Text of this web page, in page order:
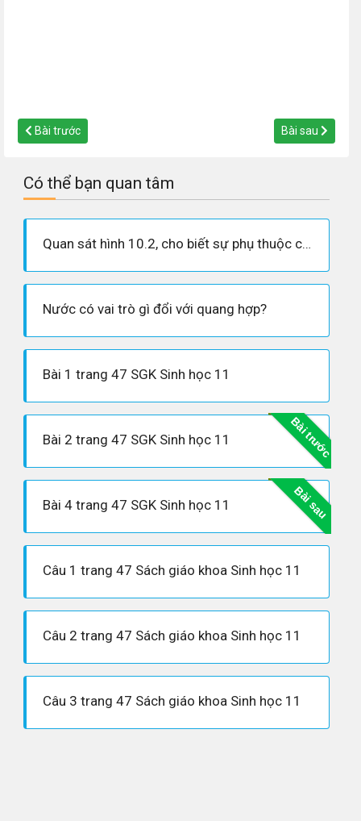
Bài trước Bài sau
Có thể bạn quan tâm
Quan sát hình 10.2, cho biết sự phụ thuộc của quang hợp vào nồng độ CO2 có giống nhau ờ tất cả các loài cây không ?
Nước có vai trò gì đổi với quang hợp?
Bài 1 trang 47 SGK Sinh học 11
Bài trước
Bài 2 trang 47 SGK Sinh học 11
Bài sau
Bài 4 trang 47 SGK Sinh học 11
Câu 1 trang 47 Sách giáo khoa Sinh học 11
Câu 2 trang 47 Sách giáo khoa Sinh học 11
Câu 3 trang 47 Sách giáo khoa Sinh học 11